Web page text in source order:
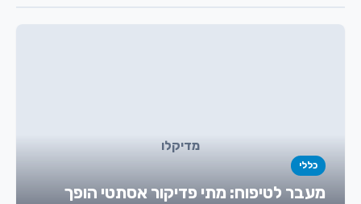
מדיקלו
כללי
מעבר לטיפוח: מתי פדיקור אסתטי הופך